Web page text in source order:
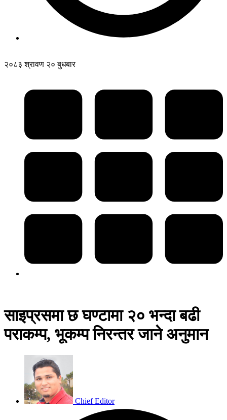
२०८३ श्रावण २० बुधबार
साइप्रसमा छ घण्टामा २० भन्दा बढी
पराकम्प, भूकम्प निरन्तर जाने अनुमान
Chief Editor